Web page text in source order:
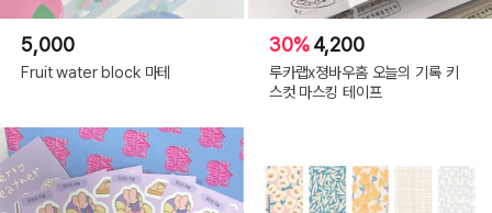
5,000
Fruit water block 마테
30%4,200
루카랩x졍바우홈 오늘의 기록 키
스컷 마스킹 테이프